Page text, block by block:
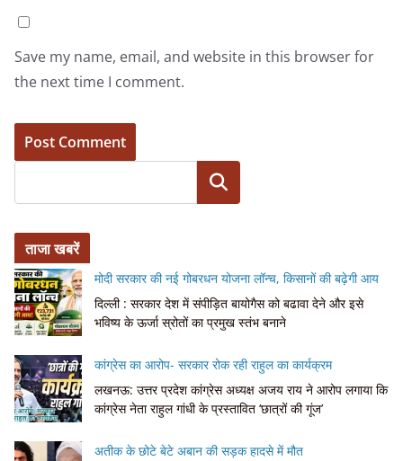
Save my name, email, and website in this browser for
the next time I comment.
Search
ताजा खबरें
मोदी सरकार की नई गोबरधन योजना लॉन्च, किसानों की बढ़ेगी आय
दिल्ली : सरकार देश में संपीड़ित बायोगैस को बढावा देने और इसे
भविष्य के ऊर्जा स्रोतों का प्रमुख स्तंभ बनाने
कांग्रेस का आरोप- सरकार रोक रही राहुल का कार्यक्रम
लखनऊ: उत्तर प्रदेश कांग्रेस अध्यक्ष अजय राय ने आरोप लगाया कि
कांग्रेस नेता राहुल गांधी के प्रस्तावित ‘छात्रों की गूंज’
अतीक के छोटे बेटे अबान की सड़क हादसे में मौत